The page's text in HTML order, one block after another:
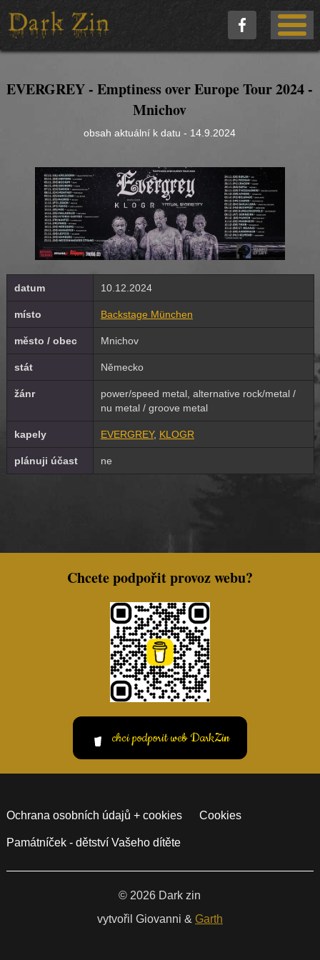
EVERGREY - Emptiness over Europe Tour 2024 -
Mnichov
obsah aktuální k datu - 14.9.2024
datum 10.12.2024
místo Backstage München
město / obec Mnichov
stát Německo
žánr
power/speed metal, alternative rock/metal /
nu metal / groove metal
kapely EVERGREY, KLOGR
plánuji účast ne
Chcete podpořit provoz webu?
chci podporit web DarkZin
Ochrana osobních údajů + cookies Cookies
Památníček - dětství Vašeho dítěte
© 2026 Dark zin
vytvořil Giovanni & Garth